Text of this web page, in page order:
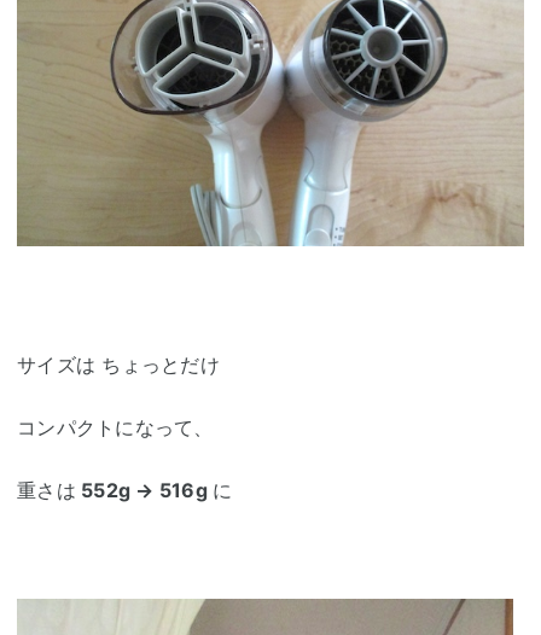
サイズは ちょっとだけ
コンパクトになって、
重さは 552g → 516g に